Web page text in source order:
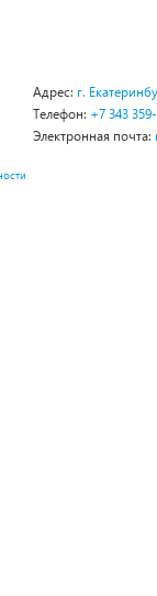
Адрес: г.
Телефон: +7 343
Электронная почта: